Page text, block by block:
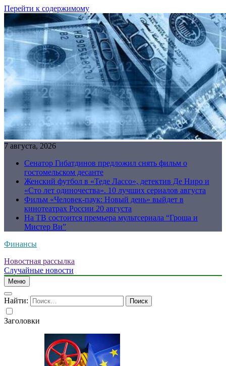
Перейти к содержимому
7 августа, 2026
Сенатор Гибатдинов предложил снять фильм о
гостомельском десанте
Женский футбол в «Теде Лассо», детектив Де Ниро и
«Сто лет одиночества». 10 лучших сериалов августа
Фильм «Человек-паук: Новый день» выйдет в
кинотеатрах России 20 августа
На ТВ состоится премьера мультсериала “Гроша и
Мистер Ви”
Финансы
Новостная рассылка
Случайные новости
Меню
Найти:
Заголовки